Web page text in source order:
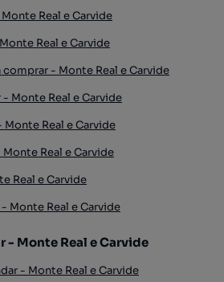
Real e Carvide
Real e Carvide
- Monte Real e Carvide
Monte Real e Carvide
Real e Carvide
Real e Carvide
Real e Carvide
Monte Real e Carvide
- Monte Real e Carvide
- Monte Real e Carvide